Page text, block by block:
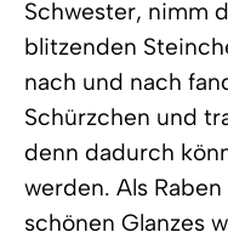
Schwester, nimm
blitzenden
nach und nach
Schürzchen und
denn dadurch
werden. Als
schönen Glanzes